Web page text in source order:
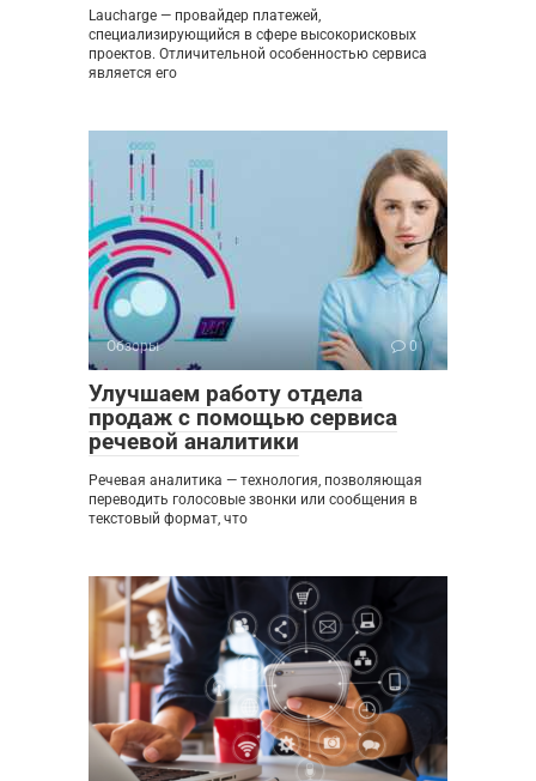
Laucharge — провайдер платежей,
специализирующийся в сфере высокорисковых
проектов. Отличительной особенностью сервиса
является его
Обзоры 0
Улучшаем работу отдела
продаж с помощью сервиса
речевой аналитики
Речевая аналитика — технология, позволяющая
переводить голосовые звонки или сообщения в
текстовый формат, что